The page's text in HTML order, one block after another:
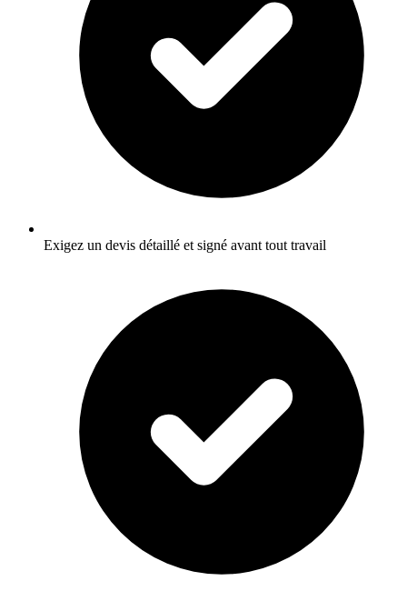
Exigez un devis détaillé et signé avant tout travail